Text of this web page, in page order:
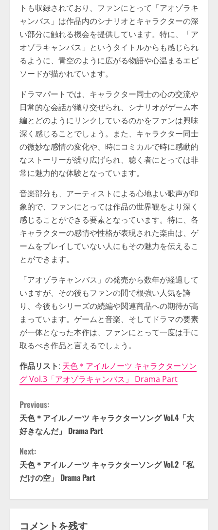
トも収録されており、ファンにとって「アオゾラキ
ャンバス」は作品内のシナリオとキャラクターの深
い部分に触れる機会を提供しています。特に、「ア
オゾラキャンバス」というタイトルからも感じられ
るように、青空のように広がる物語や心温まるエピ
ソードが描かれています。
ドラマパートでは、キャラクター同士の心の交流や
日常的な会話が織り交ぜられ、シナリオがゲーム本
編とどのようにリンクしているのかをファンは興味
深く感じることでしょう。また、キャラクター同士
の微妙な感情の変化や、時にコミカルで時に感動的
なストーリーが繰り広げられ、聴く者にとっては非
常に魅力的な体験となっています。
音楽部分も、アーティストによる心地よい歌声が印
象的で、ファンにとっては作品の世界観をより深く
感じることができる要素となっています。特に、各
キャラクターの感情や性格が表現された楽曲は、ゲ
ームをプレイしていない人にもその魅力を伝えるこ
とができます。
「アオゾラキャンバス」の発売から数年が経過して
いますが、その後もファンの間で根強い人気を誇
り、今後もシリーズの続編や関連商品への期待が高
まっています。ゲームと音楽、そしてドラマの要素
が一体となった本作は、ファンにとって一度は手に
取るべき作品と言えるでしょう。
作品リスト: 天色＊アイルノーツ キャラクターソン
グ Vol.3「アオゾラキャンバス」 Drama Part
C
o
n
t
i
Previous:
天色＊アイルノーツ キャラクターソング Vol.4「大
好きなんだ」 Drama Part
Next:
天色＊アイルノーツ キャラクターソング Vol.2「私
だけの空」 Drama Part
コメントを残す